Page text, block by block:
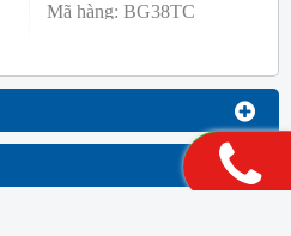
Mã hàng: BG38TC